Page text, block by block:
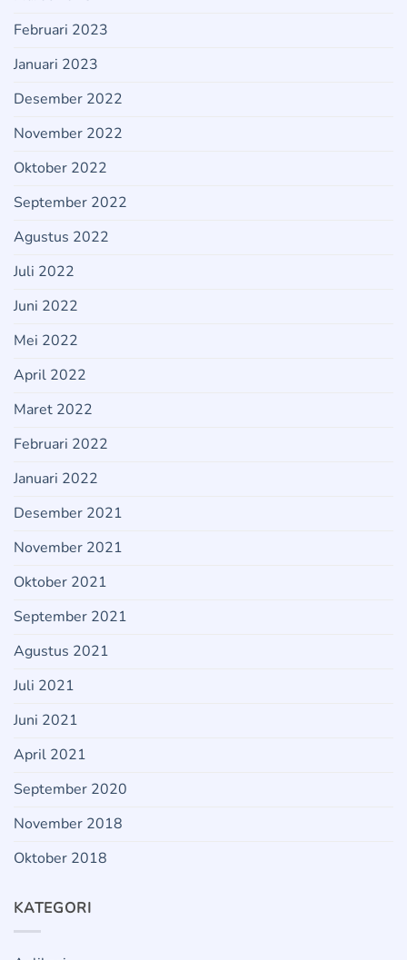
Februari 2023
Januari 2023
Desember 2022
November 2022
Oktober 2022
September 2022
Agustus 2022
Juli 2022
Juni 2022
Mei 2022
April 2022
Maret 2022
Februari 2022
Januari 2022
Desember 2021
November 2021
Oktober 2021
September 2021
Agustus 2021
Juli 2021
Juni 2021
April 2021
September 2020
November 2018
Oktober 2018
KATEGORI